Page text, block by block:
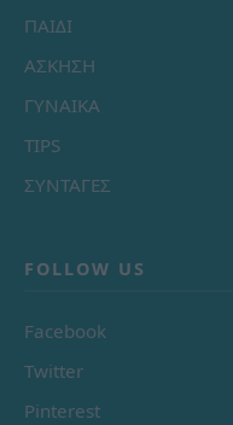
ΠΑΙΔΙ
ΑΣΚΗΣΗ
ΓΥΝΑΙΚΑ
TIPS
ΣΥΝΤΑΓΕΣ
FOLLOW US
Facebook
Twitter
Pinterest